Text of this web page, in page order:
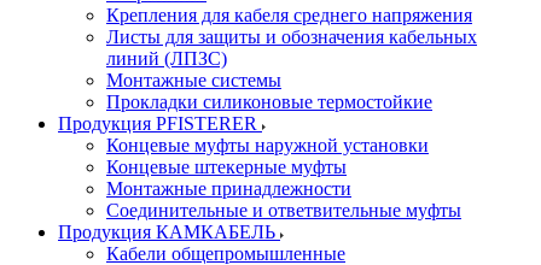
Крепления для кабеля среднего напряжения
Листы для защиты и обозначения кабельных
линий (ЛПЗС)
Монтажные системы
Прокладки силиконовые термостойкие
Продукция PFISTERER
Концевые муфты наружной установки
Концевые штекерные муфты
Монтажные принадлежности
Соединительные и ответвительные муфты
Продукция КАМКАБЕЛЬ
Кабели общепромышленные